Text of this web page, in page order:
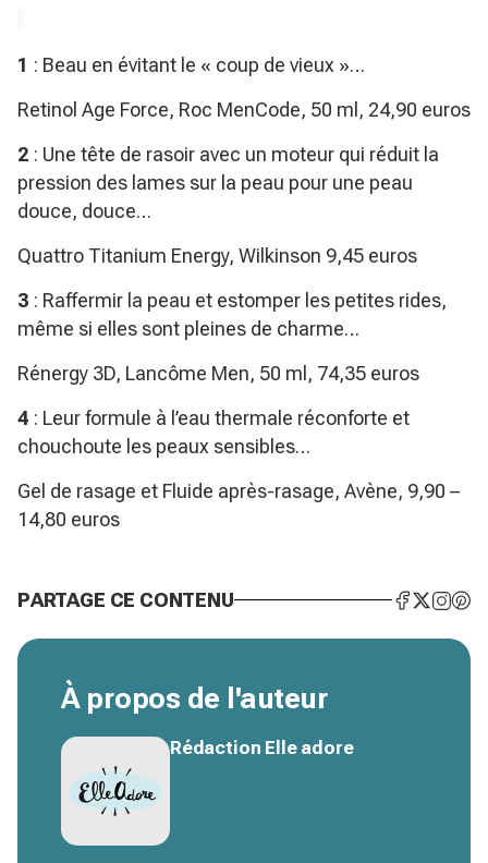
1 : Beau en évitant le « coup de vieux »…
Retinol Age Force, Roc MenCode, 50 ml, 24,90 euros
2 : Une tête de rasoir avec un moteur qui réduit la
pression des lames sur la peau pour une peau
douce, douce…
Quattro Titanium Energy, Wilkinson 9,45 euros
3 : Raffermir la peau et estomper les petites rides,
même si elles sont pleines de charme…
Rénergy 3D, Lancôme Men, 50 ml, 74,35 euros
4 : Leur formule à l’eau thermale réconforte et
chouchoute les peaux sensibles…
Gel de rasage et Fluide après-rasage, Avène, 9,90 –
14,80 euros
PARTAGE CE CONTENU
À propos de l'auteur
Rédaction Elle adore